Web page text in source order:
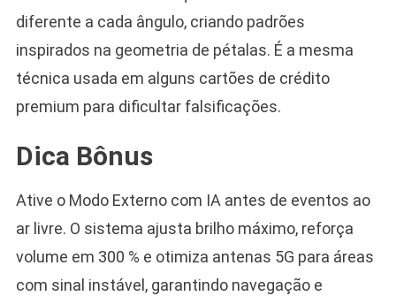
diferente a cada ângulo, criando padrões
inspirados na geometria de pétalas. É a mesma
técnica usada em alguns cartões de crédito
premium para dificultar falsificações.
Dica Bônus
Ative o Modo Externo com IA antes de eventos ao
ar livre. O sistema ajusta brilho máximo, reforça
volume em 300 % e otimiza antenas 5G para áreas
com sinal instável, garantindo navegação e